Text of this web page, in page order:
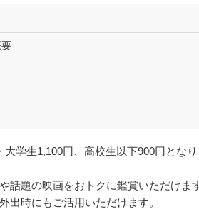
学生1,100円、高校生以下900円となり
話題の映画をおトクに鑑賞いただけま
出時にもご活用いただけます。